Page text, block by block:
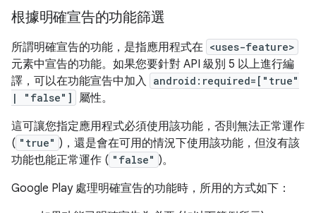
根據明確宣告的功能篩選
所謂明確宣告的功能，是指應用程式在 <uses-feature>
元素中宣告的功能。如果您要針對 API 級別 5 以上進行編
譯，可以在功能宣告中加入 android:required=["true"
| "false"] 屬性。
這可讓您指定應用程式必須使用該功能，否則無法正常運作
( "true" )，還是會在可用的情況下使用該功能，但沒有該
功能也能正常運作 ( "false" )。
Google Play 處理明確宣告的功能時，所用的方式如下：